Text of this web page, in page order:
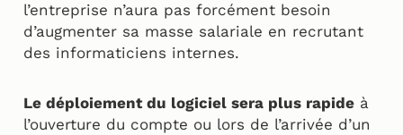
l’entreprise n’aura pas forcément besoin
d’augmenter sa masse salariale en recrutant
des informaticiens internes.
Le déploiement du logiciel sera plus rapide à
l’ouverture du compte ou lors de l’arrivée d’un